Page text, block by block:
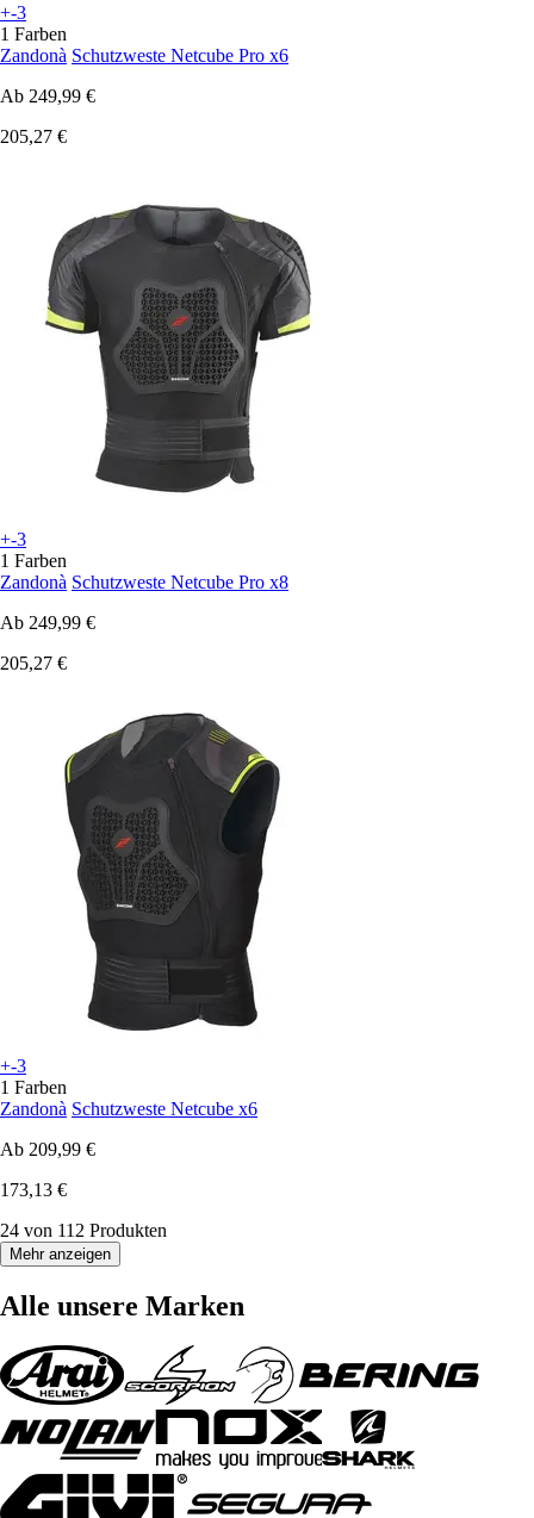
+-3
1 Farben
Zandonà Schutzweste Netcube Pro x6
Ab 249,99 €
205,27 €
+-3
1 Farben
Zandonà Schutzweste Netcube Pro x8
Ab 249,99 €
205,27 €
+-3
1 Farben
Zandonà Schutzweste Netcube x6
Ab 209,99 €
173,13 €
24 von 112 Produkten
Mehr anzeigen
Alle unsere Marken